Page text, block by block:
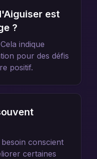
est
?
indique
pour des défis
positif.
conscient
certaines